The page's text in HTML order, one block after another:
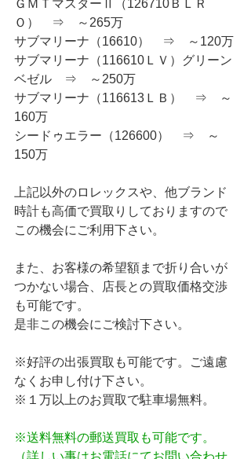
ＧＭＴマスターⅡ（126710ＢＬＲ
Ｏ）　⇒　～265万
サブマリーナ（16610）　⇒　～120万
サブマリーナ（116610ＬＶ）グリーン
ベゼル　⇒　～250万
サブマリーナ（116613ＬＢ）　⇒　～
160万
シードゥエラー（126600）　⇒　～
150万
上記以外のロレックスや、他ブランド
時計も高価で買取りしておりますので
この機会にご利用下さい。
また、お客様の希望額まで折り合いが
つかない場合、店長との買取価格交渉
も可能です。
是非この機会にご検討下さい。
※好評の出張買取も可能です。ご遠慮
なくお申し付け下さい。
※１万以上のお買取で駐車場無料。
※送料無料の郵送買取も可能です。
（詳しい事はお電話にてお問い合わせ